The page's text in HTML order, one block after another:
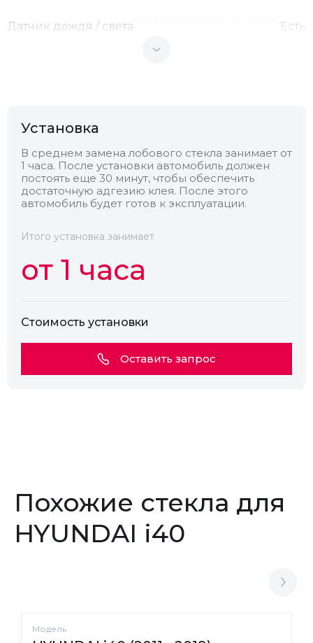
Датчик дождя / света Есть
Теплопоглощающее Нет
Обогрев
Камера
Установка
В среднем замена лобового стекла занимает от
1 часа. После установки автомобиль должен
постоять еще 30 минут, чтобы обеспечить
достаточную адгезию клея. После этого
автомобиль будет готов к эксплуатации.
Итого установка занимает
от 1 часа
Стоимость установки
Оставить запрос
Похожие стекла для
HYUNDAI i40
Модель